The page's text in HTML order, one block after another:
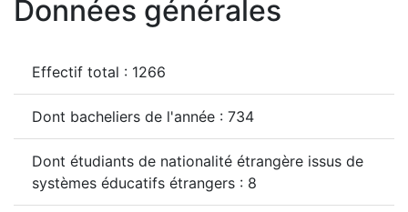
Données générales
Effectif total : 1266
Dont bacheliers de l'année : 734
Dont étudiants de nationalité étrangère issus de
systèmes éducatifs étrangers : 8